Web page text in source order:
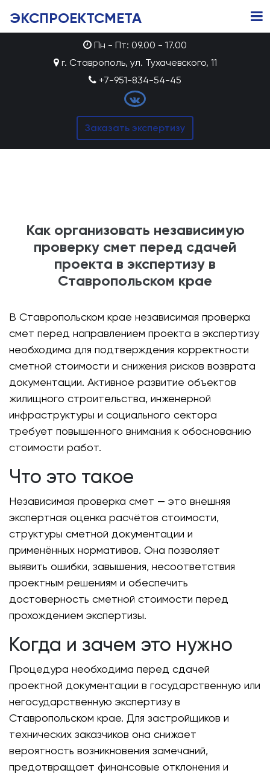
ЭКСПРОЕКТСМЕТА
Пн - Пт: 09.00 - 17.00
г. Ставрополь, ул. Тухачевского, 11
+7-951-834-54-45
Заказать экспертизу
Как организовать независимую
проверку смет перед сдачей
проекта в экспертизу в
Ставропольском крае
В Ставропольском крае независимая проверка
смет перед направлением проекта в экспертизу
необходима для подтверждения корректности
сметной стоимости и снижения рисков возврата
документации. Активное развитие объектов
жилищного строительства, инженерной
инфраструктуры и социального сектора
требует повышенного внимания к обоснованию
стоимости работ.
Что это такое
Независимая проверка смет — это внешняя
экспертная оценка расчётов стоимости,
структуры сметной документации и
применённых нормативов. Она позволяет
выявить ошибки, завышения, несоответствия
проектным решениям и обеспечить
достоверность сметной стоимости перед
прохождением экспертизы.
Когда и зачем это нужно
Процедура необходима перед сдачей
проектной документации в государственную или
негосударственную экспертизу в
Ставропольском крае. Для застройщиков и
технических заказчиков она снижает
вероятность возникновения замечаний,
предотвращает финансовые отклонения и